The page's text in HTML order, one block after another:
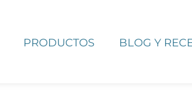
PRODUCTOS BLOG Y